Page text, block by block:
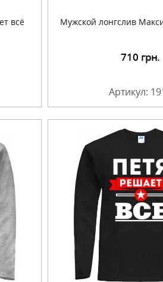
всё Мужской лонгслив
710 грн.
Артикул: